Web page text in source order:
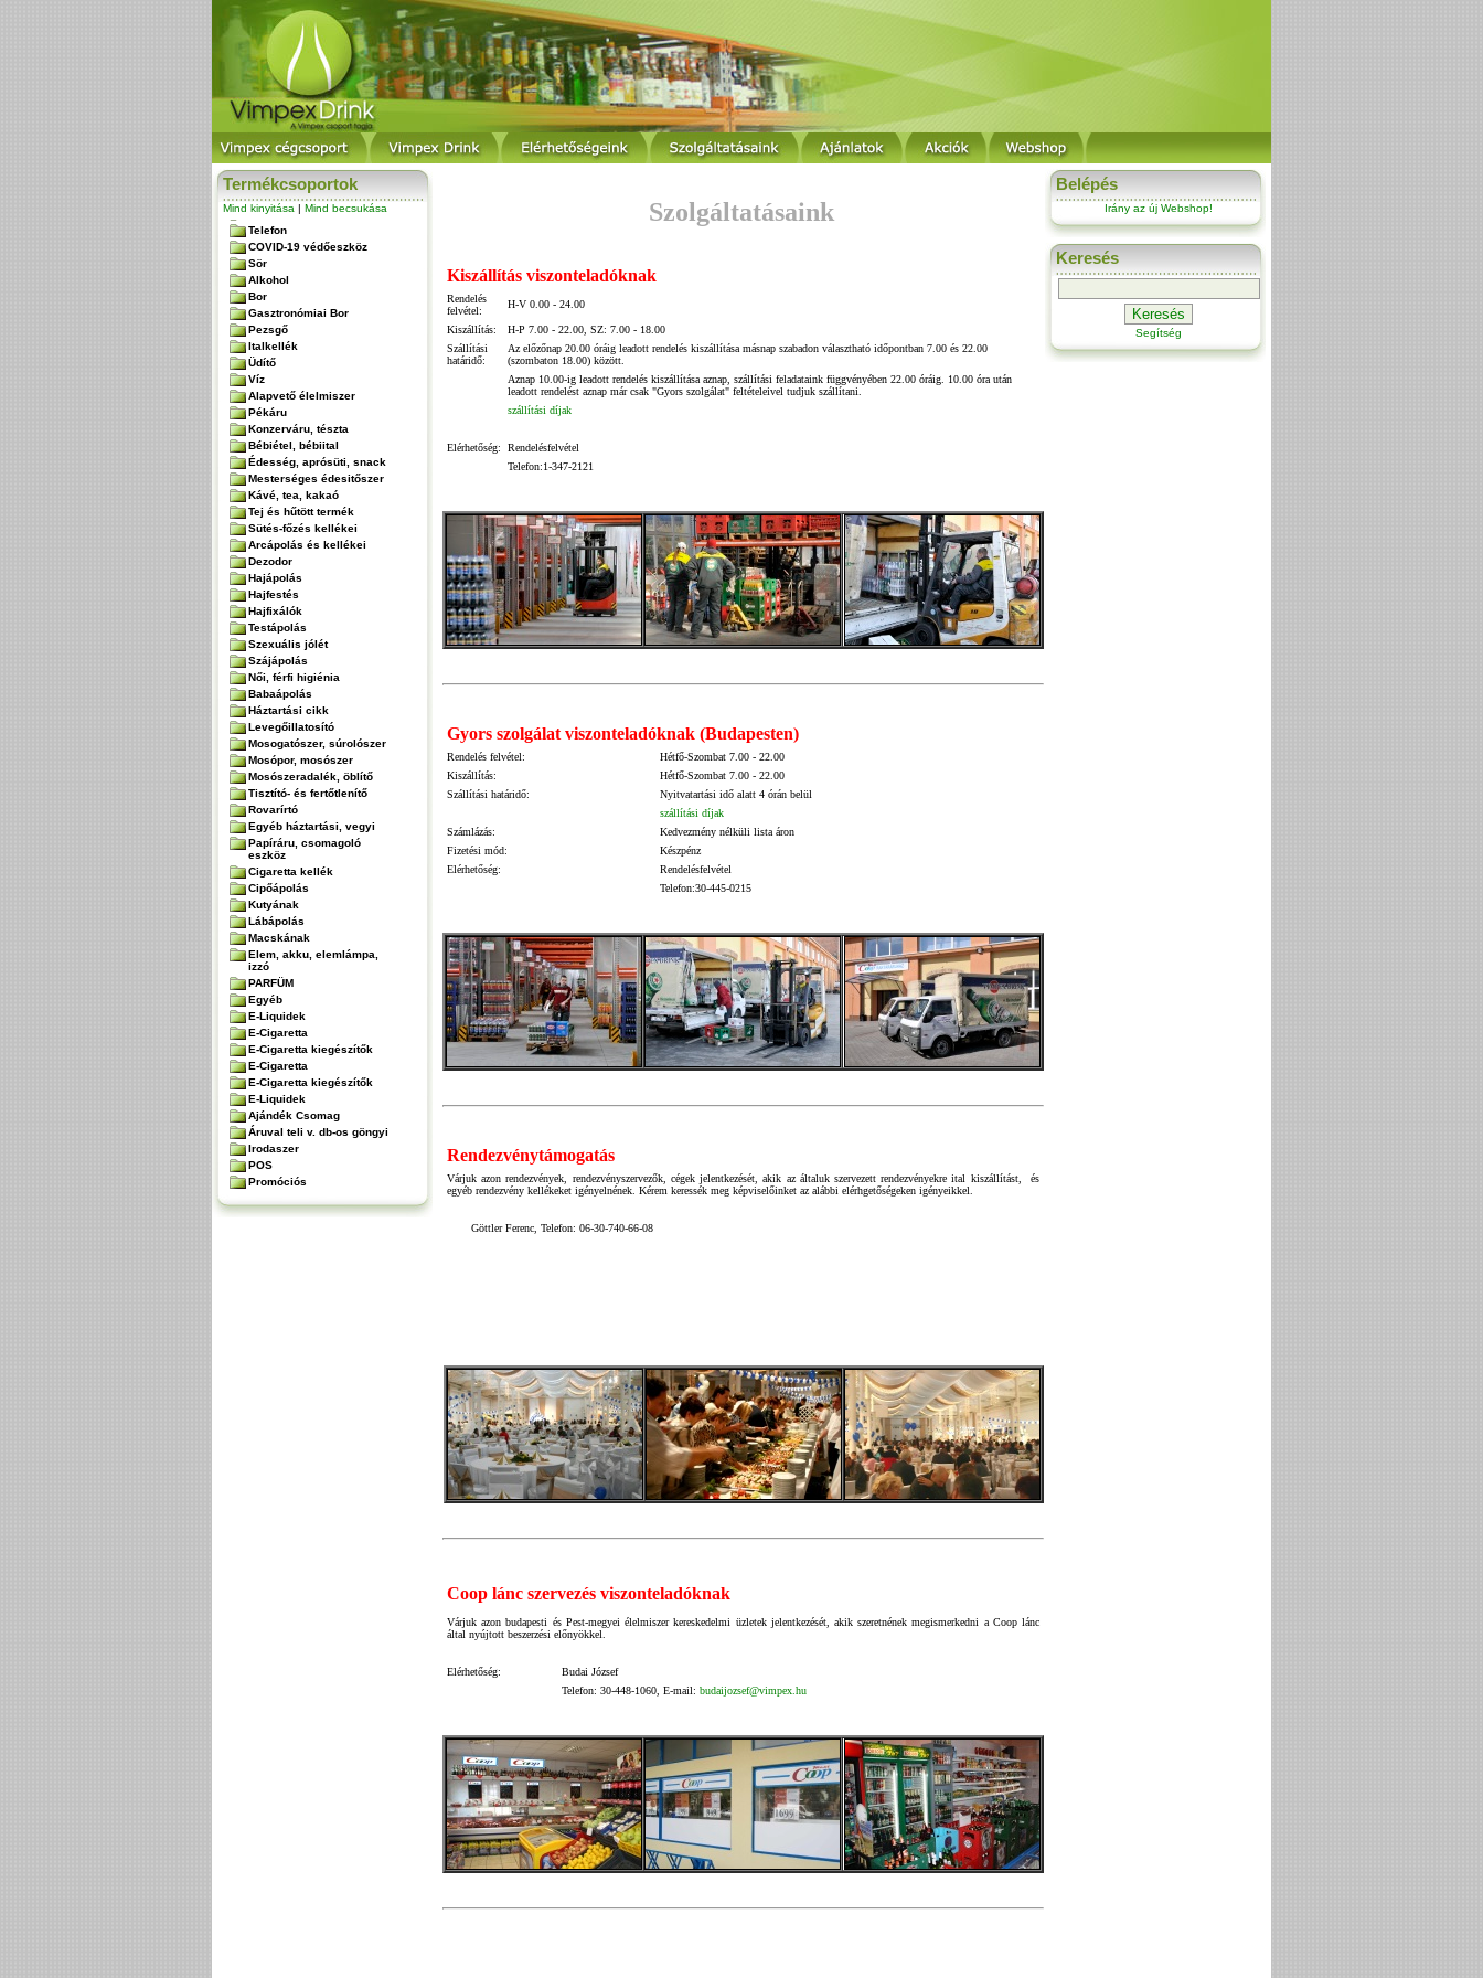
Termékcsoportok
Mind kinyitása | Mind becsukása
Telefon
COVID-19 védőeszköz
Sör
Alkohol
Bor
Gasztronómiai Bor
Pezsgő
Italkellék
Üdítő
Víz
Alapvető élelmiszer
Pékáru
Konzerváru, tészta
Bébiétel, bébiital
Édesség, aprósüti, snack
Mesterséges édesitőszer
Kávé, tea, kakaó
Tej és hűtött termék
Sütés-főzés kellékei
Arcápolás és kellékei
Dezodor
Hajápolás
Hajfestés
Hajfixálók
Testápolás
Szexuális jólét
Szájápolás
Női, férfi higiénia
Babaápolás
Háztartási cikk
Levegőillatosító
Mosogatószer, súrolószer
Mosópor, mosószer
Mosószeradalék, öblítő
Tisztító- és fertőtlenítő
Rovarírtó
Egyéb háztartási, vegyi
Papíráru, csomagoló
eszköz
Cigaretta kellék
Cipőápolás
Kutyának
Lábápolás
Macskának
Elem, akku, elemlámpa,
izzó
PARFÜM
Egyéb
E-Liquidek
E-Cigaretta
E-Cigaretta kiegészítők
E-Cigaretta
E-Cigaretta kiegészítők
E-Liquidek
Ajándék Csomag
Áruval teli v. db-os göngyi
Irodaszer
POS
Promóciós
Szolgáltatásaink
Kiszállítás viszonteladóknak
Rendelés
felvétel:
H-V 0.00 - 24.00
Kiszállítás:
H-P 7.00 - 22.00, SZ: 7.00 - 18.00
Szállítási
határidő:
Az előzőnap 20.00 óráig leadott rendelés kiszállítása másnap szabadon választható időpontban 7.00 és 22.00
(szombaton 18.00) között.
Aznap 10.00-ig leadott rendelés kiszállítása aznap, szállítási feladataink függvényében 22.00 óráig.
10.00 óra után
leadott rendelést aznap már csak "Gyors szolgálat" feltételeivel tudjuk szállítani.
szállítási díjak
Elérhetőség:
Rendelésfelvétel
Telefon:1-347-2121
Gyors szolgálat viszonteladóknak (Budapesten)
Rendelés felvétel:
Hétfő-Szombat 7.00 - 22.00
Kiszállítás:
Hétfő-Szombat 7.00 - 22.00
Szállítási határidő:
Nyitvatartási idő alatt 4 órán belül
szállítási díjak
Számlázás:
Kedvezmény nélküli lista áron
Fizetési mód:
Készpénz
Elérhetőség:
Rendelésfelvétel
Telefon:30-445-0215
Rendezvénytámogatás
Várjuk azon rendezvények, rendezvényszervezők, cégek jelentkezését, akik az általuk szervezett rendezvényekre ital kiszállítást, és
egyéb rendezvény kellékeket igényelnének. Kérem keressék meg képviselőinket az alábbi elérhgetőségeken igényeikkel.
Göttler Ferenc, Telefon: 06-30-740-66-08
Coop lánc szervezés viszonteladóknak
Várjuk azon budapesti és Pest-megyei élelmiszer kereskedelmi üzletek jelentkezését, akik szeretnének megismerkedni a Coop lánc
által nyújtott beszerzési előnyökkel.
Elérhetőség:
Budai József
Telefon: 30-448-1060, E-mail: budaijozsef@vimpex.hu
Belépés
Irány az új Webshop!
Keresés
Segítség